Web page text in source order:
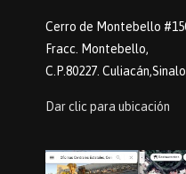
Cerro de Montebello
Fracc. Montebello,
C.P.80227.
Dar clic para ubicación